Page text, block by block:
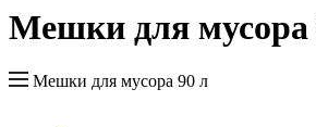
Мешки для мусора
Мешки для мусора 90 л